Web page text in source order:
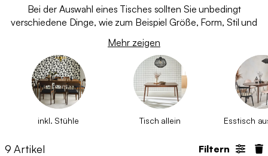
Bei der Auswahl eines Tisches sollten Sie unbedingt
verschiedene Dinge, wie zum Beispiel Größe, Form, Stil und
Tisch verwenden werden und welchen Platz er in Ihrer
Wohnung einnehmen wird. Wenn Sie diese einfachen Tipps
befolgen, können Sie den perfekten Tisch für Ihr Haus, der
perfekt auf Ihre Bedürfnisse zugeschnitten ist, finden.
Mehr zeigen
inkl. Stühle Tisch allein Esstisch
9 Artikel Filtern